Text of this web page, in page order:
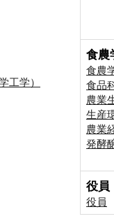
工学）
食農
食農
食品
農業
生産
農業
発酵
役員
役員